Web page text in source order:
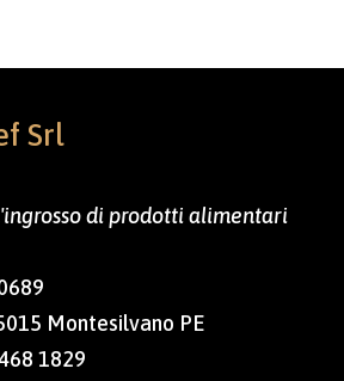
Srl
di prodotti alimentari
Montesilvano PE
1829